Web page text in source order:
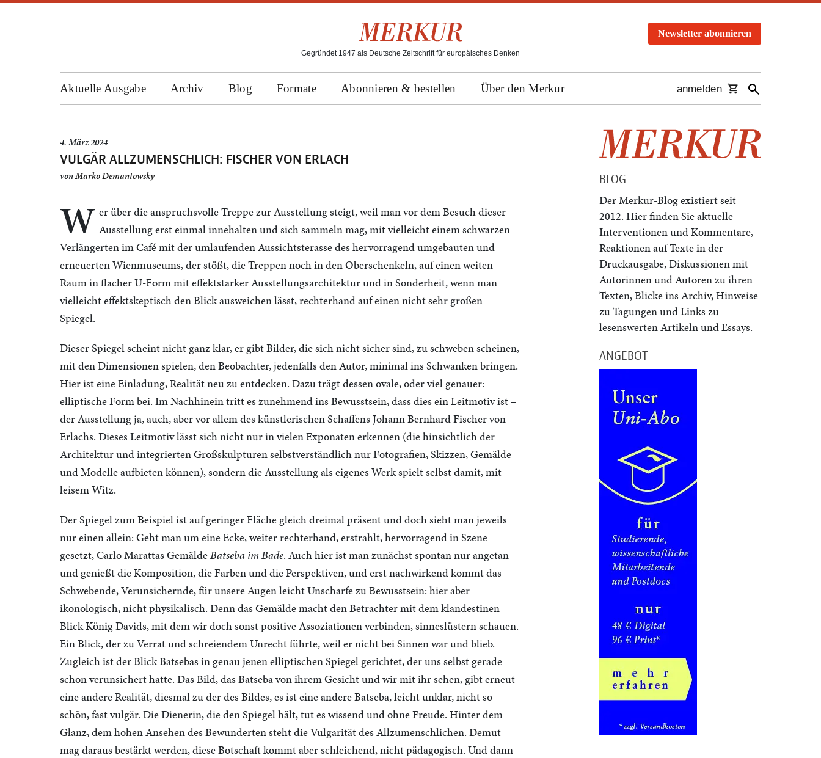
Gegründet 1947 als Deutsche Zeitschrift für europäisches Denken
Newsletter abonnieren
Aktuelle Ausgabe Archiv Blog Formate Abonnieren & bestellen Über den Merkur anmelden
4. März 2024
VULGÄR ALLZUMENSCHLICH: FISCHER VON ERLACH
vonMarko Demantowsky
W er über die anspruchsvolle Treppe zur Ausstellung steigt, weil man vor dem Besuch dieser
Ausstellung erst einmal innehalten und sich sammeln mag, mit vielleicht einem schwarzen
Verlängerten im Café mit der umlaufenden Aussichtsterasse des hervorragend umgebauten und
erneuerten Wienmuseums, der stößt, die Treppen noch in den Oberschenkeln, auf einen weiten
Raum in flacher U-Form mit effektstarker Ausstellungsarchitektur und in Sonderheit, wenn man
vielleicht effektskeptisch den Blick ausweichen lässt, rechterhand auf einen nicht sehr großen
Spiegel.
Dieser Spiegel scheint nicht ganz klar, er gibt Bilder, die sich nicht sicher sind, zu schweben scheinen,
mit den Dimensionen spielen, den Beobachter, jedenfalls den Autor, minimal ins Schwanken bringen.
Hier ist eine Einladung, Realität neu zu entdecken. Dazu trägt dessen ovale, oder viel genauer:
elliptische Form bei. Im Nachhinein tritt es zunehmend ins Bewusstsein, dass dies ein Leitmotiv ist –
der Ausstellung ja, auch, aber vor allem des künstlerischen Schaffens Johann Bernhard Fischer von
Erlachs. Dieses Leitmotiv lässt sich nicht nur in vielen Exponaten erkennen (die hinsichtlich der
Architektur und integrierten Großskulpturen selbstverständlich nur Fotografien, Skizzen, Gemälde
und Modelle aufbieten können), sondern die Ausstellung als eigenes Werk spielt selbst damit, mit
leisem Witz.
Der Spiegel zum Beispiel ist auf geringer Fläche gleich dreimal präsent und doch sieht man jeweils
nur einen allein: Geht man um eine Ecke, weiter rechterhand, erstrahlt, hervorragend in Szene
gesetzt, Carlo Marattas GemäldeBatseba im Bade. Auch hier ist man zunächst spontan nur angetan
und genießt die Komposition, die Farben und die Perspektiven, und erst nachwirkend kommt das
Schwebende, Verunsichernde, für unsere Augen leicht Unscharfe zu Bewusstsein: hier aber
ikonologisch, nicht physikalisch. Denn das Gemälde macht den Betrachter mit dem klandestinen
Blick König Davids, mit dem wir doch sonst positive Assoziationen verbinden, sinneslüstern schauen.
Ein Blick, der zu Verrat und schreiendem Unrecht führte, weil er nicht bei Sinnen war und blieb.
Zugleich ist der Blick Batsebas in genau jenen elliptischen Spiegel gerichtet, der uns selbst gerade
schon verunsichert hatte. Das Bild, das Batseba von ihrem Gesicht und wir mit ihr sehen, gibt erneut
eine andere Realität, diesmal zu der des Bildes, es ist eine andere Batseba, leicht unklar, nicht so
schön, fast vulgär. Die Dienerin, die den Spiegel hält, tut es wissend und ohne Freude. Hinter dem
Glanz, dem hohen Ansehen des Bewunderten steht die Vulgarität des Allzumenschlichen. Demut
mag daraus bestärkt werden, diese Botschaft kommt aber schleichend, nicht pädagogisch. Und dann
BLOG
Der Merkur-Blog existiert seit
2012. Hier finden Sie aktuelle
Interventionen und Kommentare,
Reaktionen auf Texte in der
Druckausgabe, Diskussionen mit
Autorinnen und Autoren zu ihren
Texten, Blicke ins Archiv, Hinweise
zu Tagungen und Links zu
lesenswerten Artikeln und Essays.
ANGEBOT